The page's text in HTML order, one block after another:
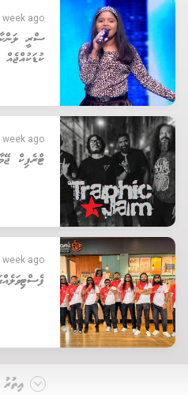
ago
ސްރީ
ކުޑަކުއްޖެއް
week ago
ޓްރެފިކް
week ago